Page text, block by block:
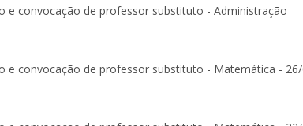
e convocação de professor substituto - Administração
e convocação de professor substituto - Matemática -